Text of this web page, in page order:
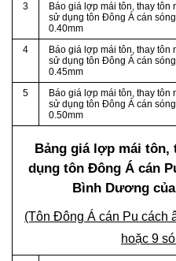
3
Báo giá lợp mái tôn, thay tôn
sử dụng tôn Đông Á cán
0.40mm
4
Báo giá lợp mái tôn, thay tôn
sử dụng tôn Đông Á cán
0.45mm
5
Báo giá lợp mái tôn, thay tôn
sử dụng tôn Đông Á cán
0.50mm
Bảng giá lợp mái
dụng tôn Đông Á cán
Bình Dương
(Tôn Đông Á cán Pu cách
hoặc 9